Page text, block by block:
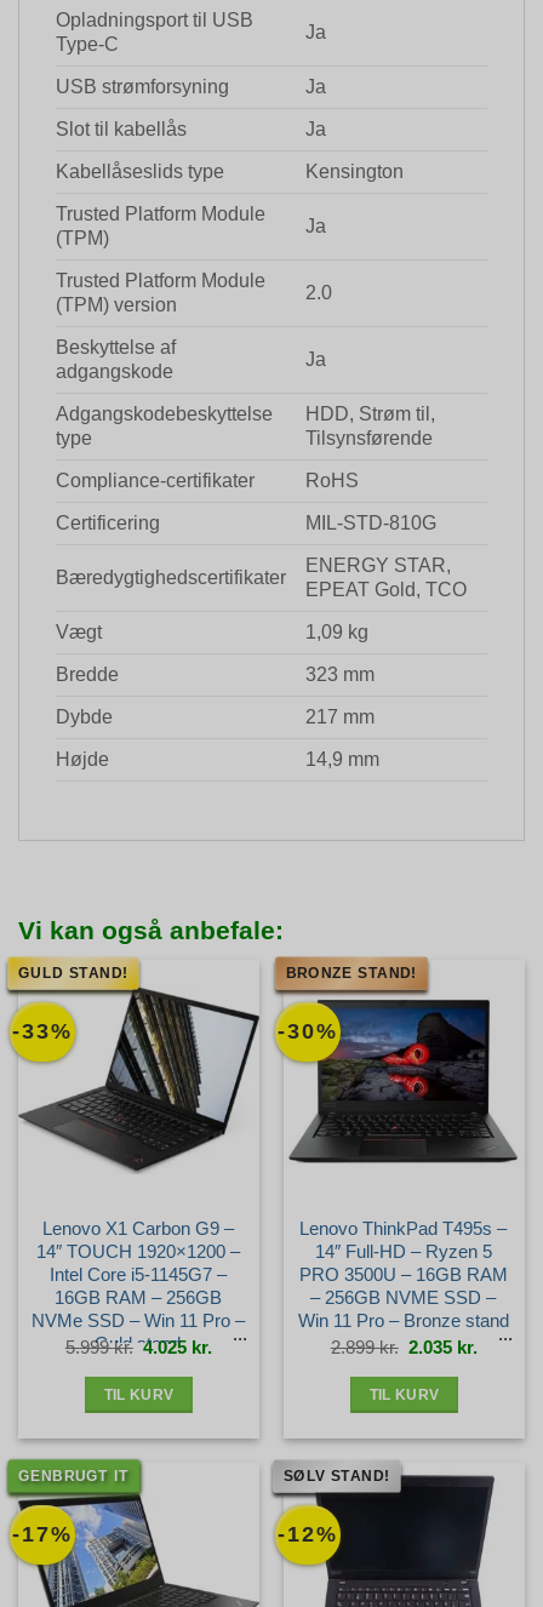
Opladningsport til USB
Type-C
Ja
USB strømforsyning Ja
Slot til kabellås Ja
Kabellåseslids type Kensington
Trusted Platform Module
(TPM)
Ja
Trusted Platform Module
(TPM) version
2.0
Beskyttelse af
adgangskode
Ja
Adgangskodebeskyttelse
type
HDD, Strøm til,
Tilsynsførende
Compliance-certifikater RoHS
Certificering MIL-STD-810G
Bæredygtighedscertifikater
ENERGY STAR,
EPEAT Gold, TCO
Vægt 1,09 kg
Bredde 323 mm
Dybde 217 mm
Højde 14,9 mm
Vi kan også anbefale:
-33%
GULD STAND!
Lenovo X1 Carbon G9 –
14″ TOUCH 1920×1200 –
Intel Core i5-1145G7 –
16GB RAM – 256GB
NVMe SSD – Win 11 Pro –
Guld stand
5.999kr. Den
oprindelige
pris
4.025 kr. Den
aktuelle
pris
TIL KURV
-30%
BRONZE STAND!
Lenovo ThinkPad T495s –
14″ Full-HD – Ryzen 5
PRO 3500U – 16GB RAM
– 256GB NVME SSD –
Win 11 Pro – Bronze stand
2.899kr. Den
oprindelige
pris
2.035 kr. Den
aktuelle
pris
TIL KURV
-17%
GENBRUGT IT
-12%
SØLV STAND!